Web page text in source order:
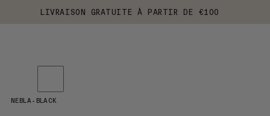
LIVRAISON GRATUITE À PARTIR DE €100
NEBLA-BLACK